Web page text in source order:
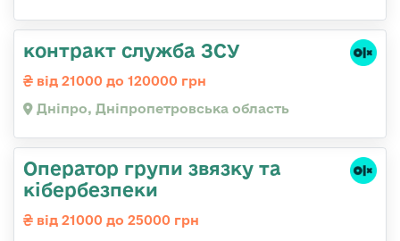
контракт служба ЗСУ
від 21000 до 120000 грн
Дніпро, Дніпропетровська область
Оператор групи звязку та
кібербезпеки
від 21000 до 25000 грн